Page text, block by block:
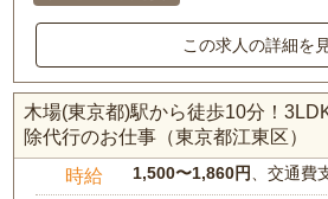
この求人の詳細を
木場(東京都)駅から徒歩10分！
除代行のお仕事（東京都江東区）
時給 1,500〜1,860円、交通費